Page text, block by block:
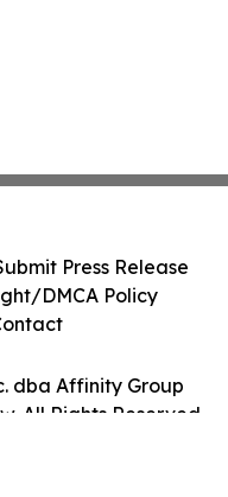
dba Affinity Group
All Rights Reserved.
Press Release
DMCA Policy